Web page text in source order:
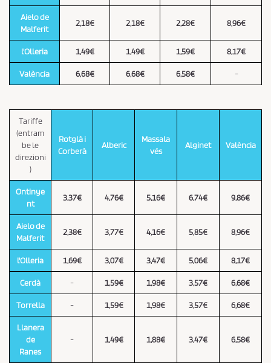
Aielo de
Malferit
2,18€ 2,18€ 2,28€ 8,96€
l'Olleria 1,49€ 1,49€ 1,59€ 8,17€
València 6,68€ 6,68€ 6,58€ -
Tariffe
(entram
be le
direzioni
)
Rotglà i
Corberà
Alberic
Massala
vés
Alginet València
Ontinye
nt
3,37€ 4,76€ 5,16€ 6,74€ 9,86€
Aielo de
Malferit
2,38€ 3,77€ 4,16€ 5,85€ 8,96€
l'Olleria 1,69€ 3,07€ 3,47€ 5,06€ 8,17€
Cerdà - 1,59€ 1,98€ 3,57€ 6,68€
Torrella - 1,59€ 1,98€ 3,57€ 6,68€
Llanera
de
Ranes
- 1,49€ 1,88€ 3,47€ 6,58€